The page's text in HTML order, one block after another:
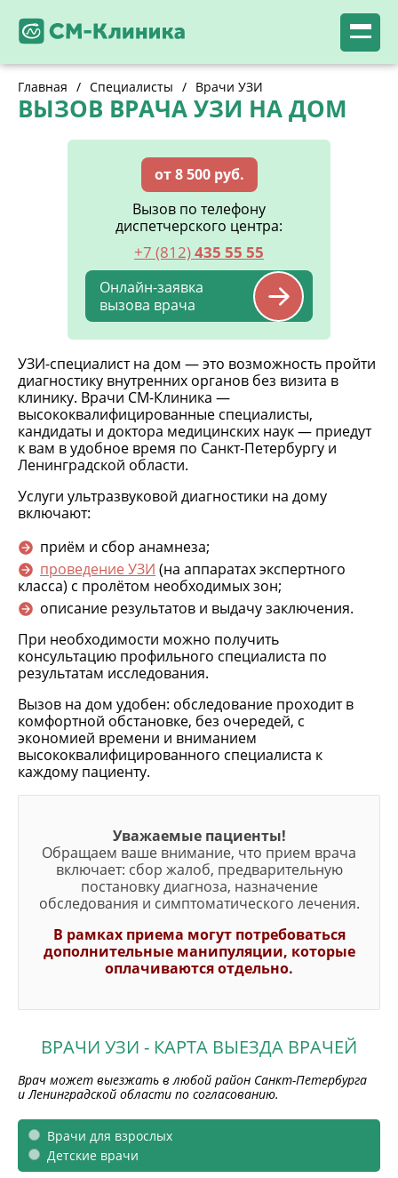
Главная / Специалисты / Врачи УЗИ
ВЫЗОВ ВРАЧА УЗИ НА ДОМ
от 8 500 руб.
Вызов по телефону
диспетчерского центра:
+7 (812)435 55 55
Онлайн-заявка
вызова врача
УЗИ-специалист на дом — это возможность пройти
диагностику внутренних органов без визита в
клинику. Врачи СМ-Клиника —
высококвалифицированные специалисты,
кандидаты и доктора медицинских наук — приедут
к вам в удобное время по Санкт-Петербургу и
Ленинградской области.
Услуги ультразвуковой диагностики на дому
включают:
приём и сбор анамнеза;
проведение УЗИ (на аппаратах экспертного
класса) с пролётом необходимых зон;
описание результатов и выдачу заключения.
При необходимости можно получить
консультацию профильного специалиста по
результатам исследования.
Вызов на дом удобен: обследование проходит в
комфортной обстановке, без очередей, с
экономией времени и вниманием
высококвалифицированного специалиста к
каждому пациенту.
Уважаемые пациенты!
Обращаем ваше внимание, что прием врача
включает: сбор жалоб, предварительную
постановку диагноза, назначение
обследования и симптоматического лечения.
В рамках приема могут потребоваться
дополнительные манипуляции, которые
оплачиваются отдельно.
ВРАЧИ УЗИ - КАРТА ВЫЕЗДА ВРАЧЕЙ
Врач может выезжать в любой район Санкт-Петербурга
и Ленинградской области по согласованию.
Врачи для взрослых
Детские врачи